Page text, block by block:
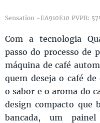
Sensation -EA910E10 PVPR:
Com a tecnologia
passo do processo de
máquina de café
quem deseja o café
o sabor e o aroma do
design compacto que
bancada, um